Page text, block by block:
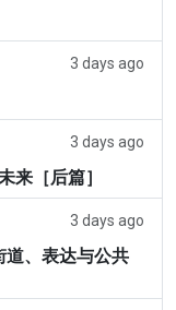
3 days ago
3 days ago
来［后篇］
3 days ago
、表达与公共